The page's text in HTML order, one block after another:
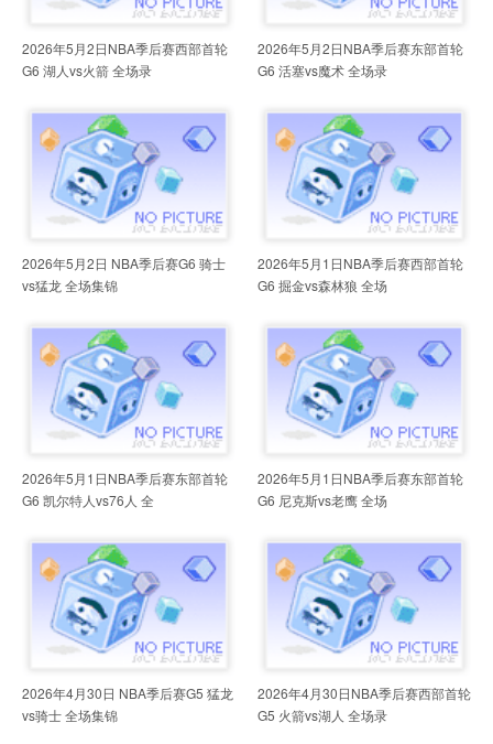
2026年5月2日NBA季后赛西部首轮
G6 湖人vs火箭 全场录
2026年5月2日NBA季后赛东部首轮
G6 活塞vs魔术 全场录
2026年5月2日 NBA季后赛G6 骑士
vs猛龙 全场集锦
2026年5月1日NBA季后赛西部首轮
G6 掘金vs森林狼 全场
2026年5月1日NBA季后赛东部首轮
G6 凯尔特人vs76人 全
2026年5月1日NBA季后赛东部首轮
G6 尼克斯vs老鹰 全场
2026年4月30日 NBA季后赛G5 猛龙
vs骑士 全场集锦
2026年4月30日NBA季后赛西部首轮
G5 火箭vs湖人 全场录